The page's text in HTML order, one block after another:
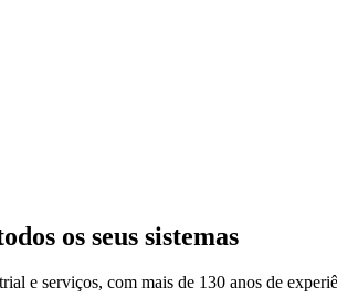
os seus sistemas
e serviços, com mais de 130 anos de